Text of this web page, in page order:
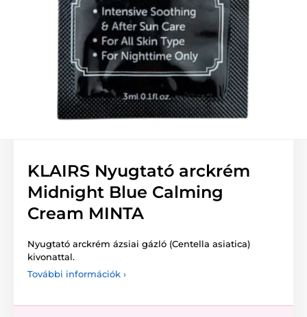
KLAIRS Nyugtató arckrém
Midnight Blue Calming
Cream MINTA
Nyugtató arckrém ázsiai gázló (Centella asiatica)
kivonattal.
További információk ›